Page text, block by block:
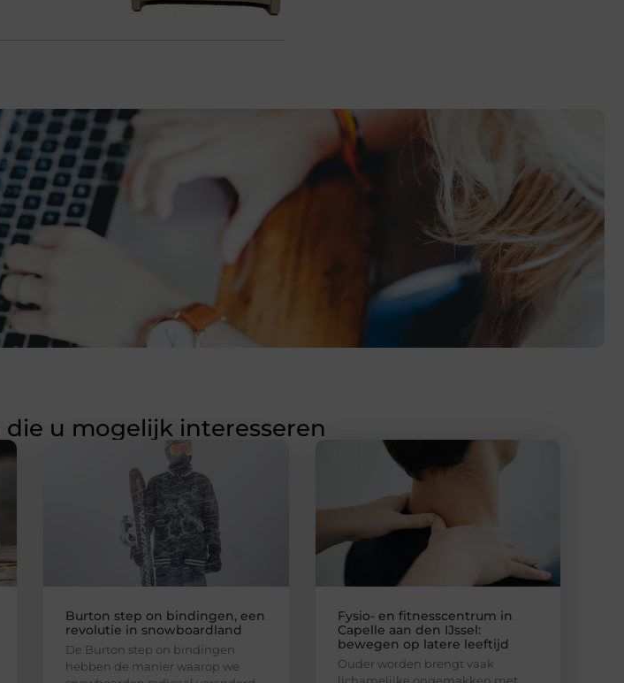
die u mogelijk interesseren
Burton step on bindingen, een
revolutie in snowboardland
De Burton step on bindingen
hebben de manier waarop we
Fysio- en fitnesscentrum in
Capelle aan den IJssel:
bewegen op latere leeftijd
Ouder worden brengt vaak